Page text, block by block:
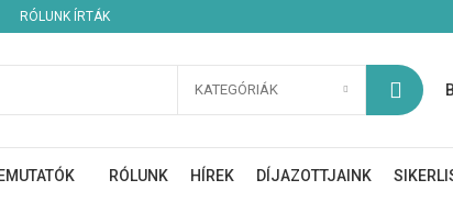
RÓLUNK ÍRTÁK
KATEGÓRIÁK
RÓLUNK HÍREK DÍJAZOTTJAINK